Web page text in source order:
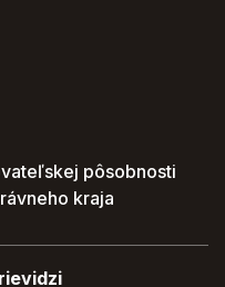
pôsobnosti
kraja